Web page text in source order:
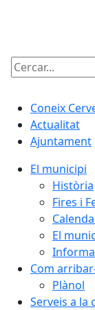
Cercar:
Coneix
Actualitat
Ajuntament
El municipi
Història
Fires i
El
Com
Plànol
Serveis a la